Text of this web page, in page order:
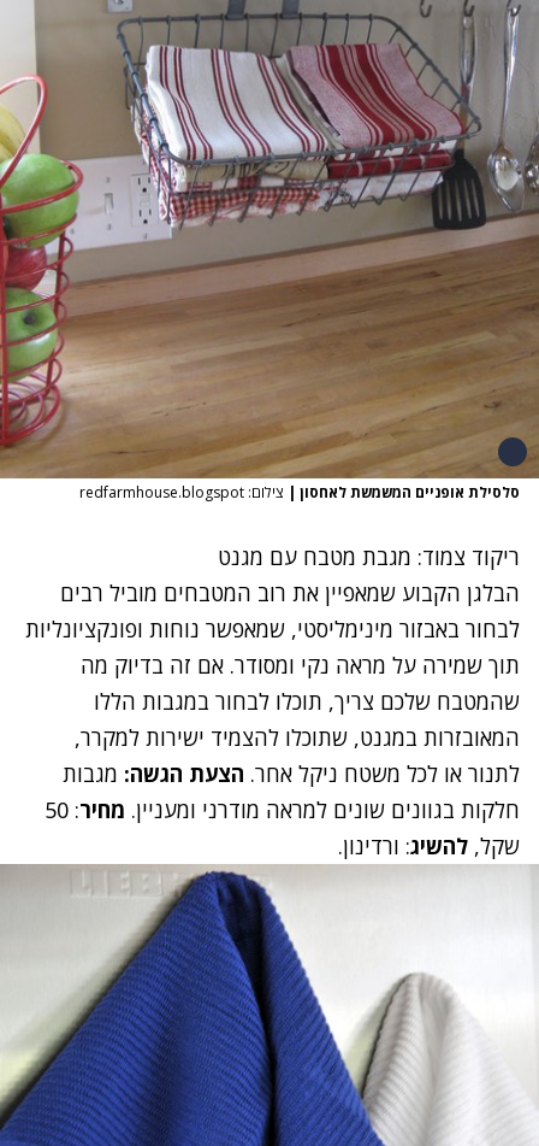
סלסילת אופניים המשמשת לאחסון | צילום: redfarmhouse.blogspot
ריקוד צמוד: מגבת מטבח עם מגנט
הבלגן הקבוע שמאפיין את רוב המטבחים מוביל רבים
לבחור באבזור מינימליסטי, שמאפשר נוחות ופונקציונליות
תוך שמירה על מראה נקי ומסודר. אם זה בדיוק מה
שהמטבח שלכם צריך, תוכלו לבחור במגבות הללו
המאובזרות במגנט, שתוכלו להצמיד ישירות למקרר,
לתנור או לכל משטח ניקל אחר. הצעת הגשה: מגבות
חלקות בגוונים שונים למראה מודרני ומעניין. מחיר : 50
שקל, להשיג: ורדינון.